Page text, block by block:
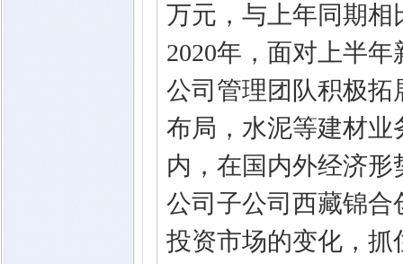
万元，与上年同期相
2020年，面对上半
公司管理团队积极
布局，水泥等建材
内，在国内外经济
公司子公司西藏锦
投资市场的变化，